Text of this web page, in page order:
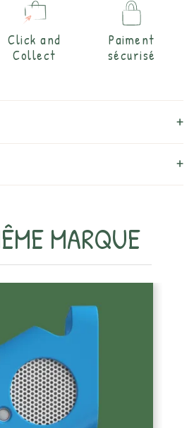
Click and
Collect
Paiment
sécurisé
MARQUE